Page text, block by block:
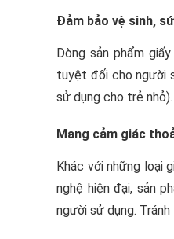
Đảm bảo vệ sinh,
Dòng sản phẩm
tuyệt đối cho người
sử dụng cho trẻ nhỏ).
Mang cảm giác
Khác với những loại
nghệ hiện đại, sản
người sử dụng.